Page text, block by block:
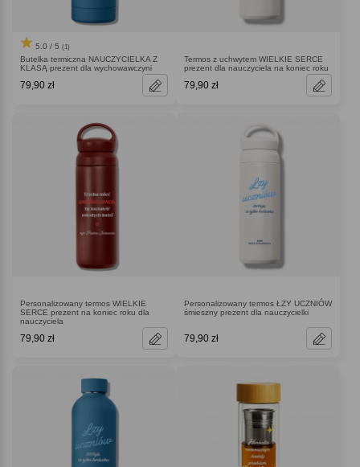
5.0 / 5 (1)
Butelka termiczna NAUCZYCIELKA Z
KLASĄ prezent dla wychowawczyni
79,90 zł
Termos z uchwytem WIELKIE SERCE
prezent dla nauczyciela na koniec roku
79,90 zł
Personalizowany termos WIELKIE
SERCE prezent na koniec roku dla
nauczyciela
79,90 zł
Personalizowany termos ŁZY UCZNIÓW
śmieszny prezent dla nauczycielki
79,90 zł